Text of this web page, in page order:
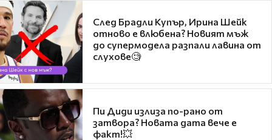
След Брадли Купър, Ирина Шейк
отново е влюбена? Новият мъж
до супермодела разпали лавина от
слухове🧐
Пи Диди излиза по-рано от
затвора? Новата дата вече е
факт!💥